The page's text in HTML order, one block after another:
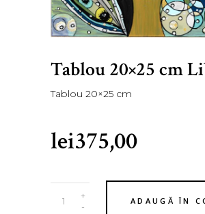
Tablou 20×25 cm
Tablou 20×25 cm
lei375,00
20x25
-
+ ADAUGĂ ÎN